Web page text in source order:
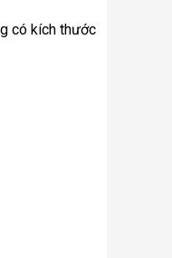
có kích thước